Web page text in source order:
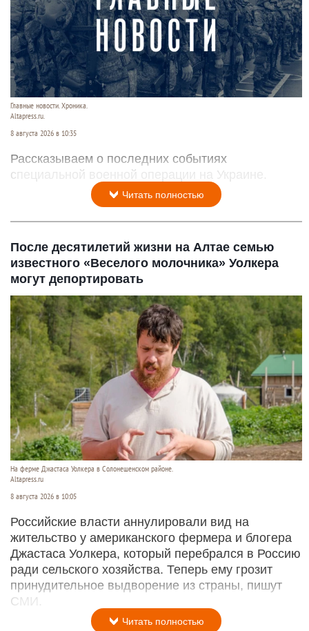
Главные новости. Хроника.
Altapress.ru.
8 августа 2026 в 10:35
Рассказываем о последних событиях
специальной военной операции на Украине.
Читать полностью
После десятилетий жизни на Алтае семью
известного «Веселого молочника» Уолкера
могут депортировать
На ферме Джастаса Уолкера в Солонешенском районе.
Altapress.ru
8 августа 2026 в 10:05
Российские власти аннулировали вид на
жительство у американского фермера и блогера
Джастаса Уолкера, который перебрался в Россию
ради сельского хозяйства. Теперь ему грозит
принудительное выдворение из страны, пишут
СМИ.
Читать полностью